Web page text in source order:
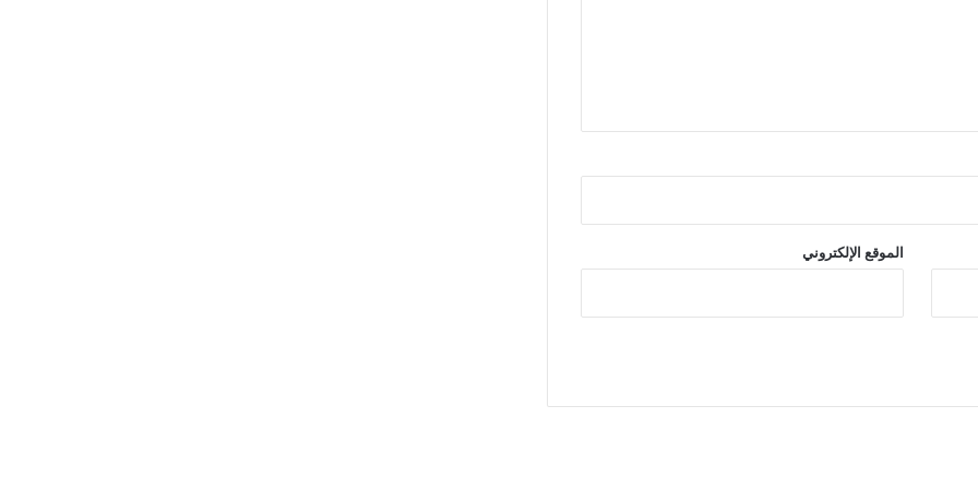
الموقع الإلكتروني